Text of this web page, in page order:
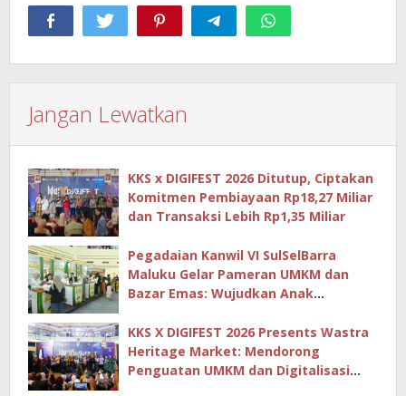
Jangan Lewatkan
KKS x DIGIFEST 2026 Ditutup, Ciptakan
Komitmen Pembiayaan Rp18,27 Miliar
dan Transaksi Lebih Rp1,35 Miliar
Pegadaian Kanwil VI SulSelBarra
Maluku Gelar Pameran UMKM dan
Bazar Emas: Wujudkan Anak
KKS X DIGIFEST 2026 Presents Wastra
Heritage Market: Mendorong
Penguatan UMKM dan Digitalisasi